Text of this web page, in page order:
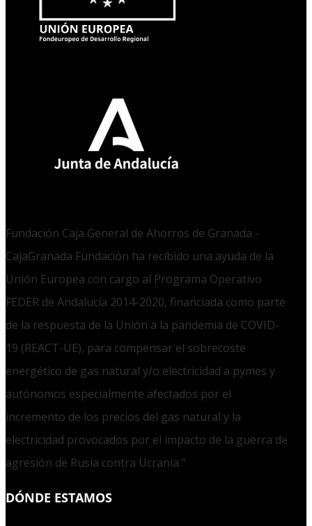
Fundación Caja General de Ahorros de Granada -
CajaGranada Fundación ha recibido una ayuda de la
Unión Europea con cargo al Programa Operativo
FEDER de Andalucía 2014-2020, financiada como parte
de la respuesta de la Unión a la pandemia de COVID-
19 (REACT-UE), para compensar el sobrecoste
energético de gas natural y/o electricidad a pymes y
autónomos especialmente afectados por el
incremento de los precios del gas natural y la
electricidad provocados por el impacto de la guerra de
agresión de Rusia contra Ucrania."
DÓNDE ESTAMOS